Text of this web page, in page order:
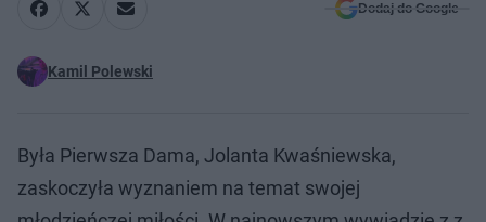
Dodaj do Google
Kamil Polewski
Była Pierwsza Dama, Jolanta Kwaśniewska,
zaskoczyła wyznaniem na temat swojej